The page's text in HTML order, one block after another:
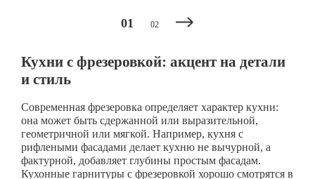
01 02
Кухни с фрезеровкой: акцент на детали
и стиль
Современная фрезеровка определяет характер кухни:
она может быть сдержанной или выразительной,
геометричной или мягкой. Например, кухня с
рифлеными фасадами делает кухню не вычурной, а
фактурной, добавляет глубины простым фасадам.
Кухонные гарнитуры с фрезеровкой хорошо смотрятся в